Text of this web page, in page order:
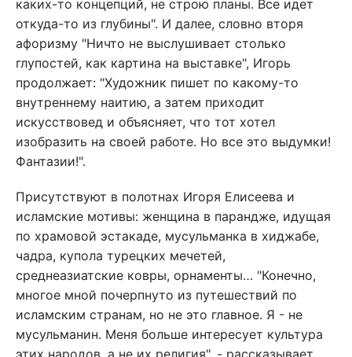
каких-то концепций, не строю планы. Все идет
откуда-то из глубины". И далее, словно вторя
афоризму "Ничто не выслушивает столько
глупостей, как картина на выставке", Игорь
продолжает: "Художник пишет по какому-то
внутреннему наитию, а затем приходит
искусствовед и объясняет, что тот хотел
изобразить на своей работе. Но все это выдумки!
Фантазии!".
Присутствуют в полотнах Игоря Елисеева и
исламские мотивы: женщина в парандже, идущая
по храмовой эстакаде, мусульманка в хиджабе,
чадра, купола турецких мечетей,
среднеазиатские ковры, орнаменты… "Конечно,
многое мной почерпнуто из путешествий по
исламским странам, но не это главное. Я - не
мусульманин. Меня больше интересует культура
этих народов, а не их религия", - рассказывает